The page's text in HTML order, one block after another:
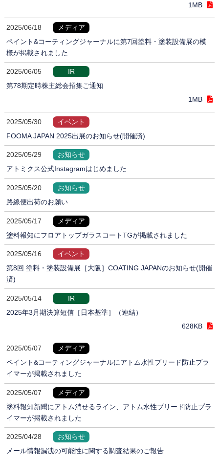
1MB
2025/06/18
メディア
ペイント&コーティングジャーナルに第7回塗料・塗装設備展の模
様が掲載されました
2025/06/05
IR
第78期定時株主総会招集ご通知
1MB
2025/05/30
イベント
FOOMA JAPAN 2025出展のお知らせ(開催済)
2025/05/29
お知らせ
アトミクス公式Instagramはじめました
2025/05/20
お知らせ
路線便出荷のお願い
2025/05/17
メディア
塗料報知にフロアトップガラスコートTGが掲載されました
2025/05/16
イベント
第8回 塗料・塗装設備展［大阪］COATING JAPANのお知らせ(開催
済)
2025/05/14
IR
2025年3月期決算短信［日本基準］（連結）
628KB
2025/05/07
メディア
ペイント&コーティングジャーナルにアトム水性ブリード防止プラ
イマーが掲載されました
2025/05/07
メディア
塗料報知新聞にアトム消せるライン、アトム水性ブリード防止プラ
イマーが掲載されました
2025/04/28
お知らせ
メール情報漏洩の可能性に関する調査結果のご報告